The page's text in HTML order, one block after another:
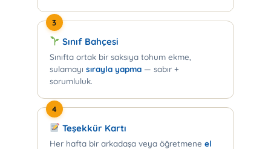
3
Sınıf Bahçesi
Sınıfta ortak bir saksıya tohum ekme,
sulamayı sırayla yapma— sabır +
sorumluluk.
4
Teşekkür Kartı
Her hafta bir arkadaşa veya öğretmene el